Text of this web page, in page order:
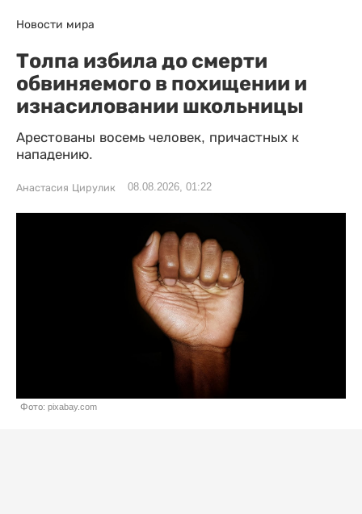
Новости мира
Толпа избила до смерти
обвиняемого в похищении и
изнасиловании школьницы
Арестованы восемь человек, причастных к
нападению.
Анастасия Цирулик 08.08.2026, 01:22
Фото: pixabay.com